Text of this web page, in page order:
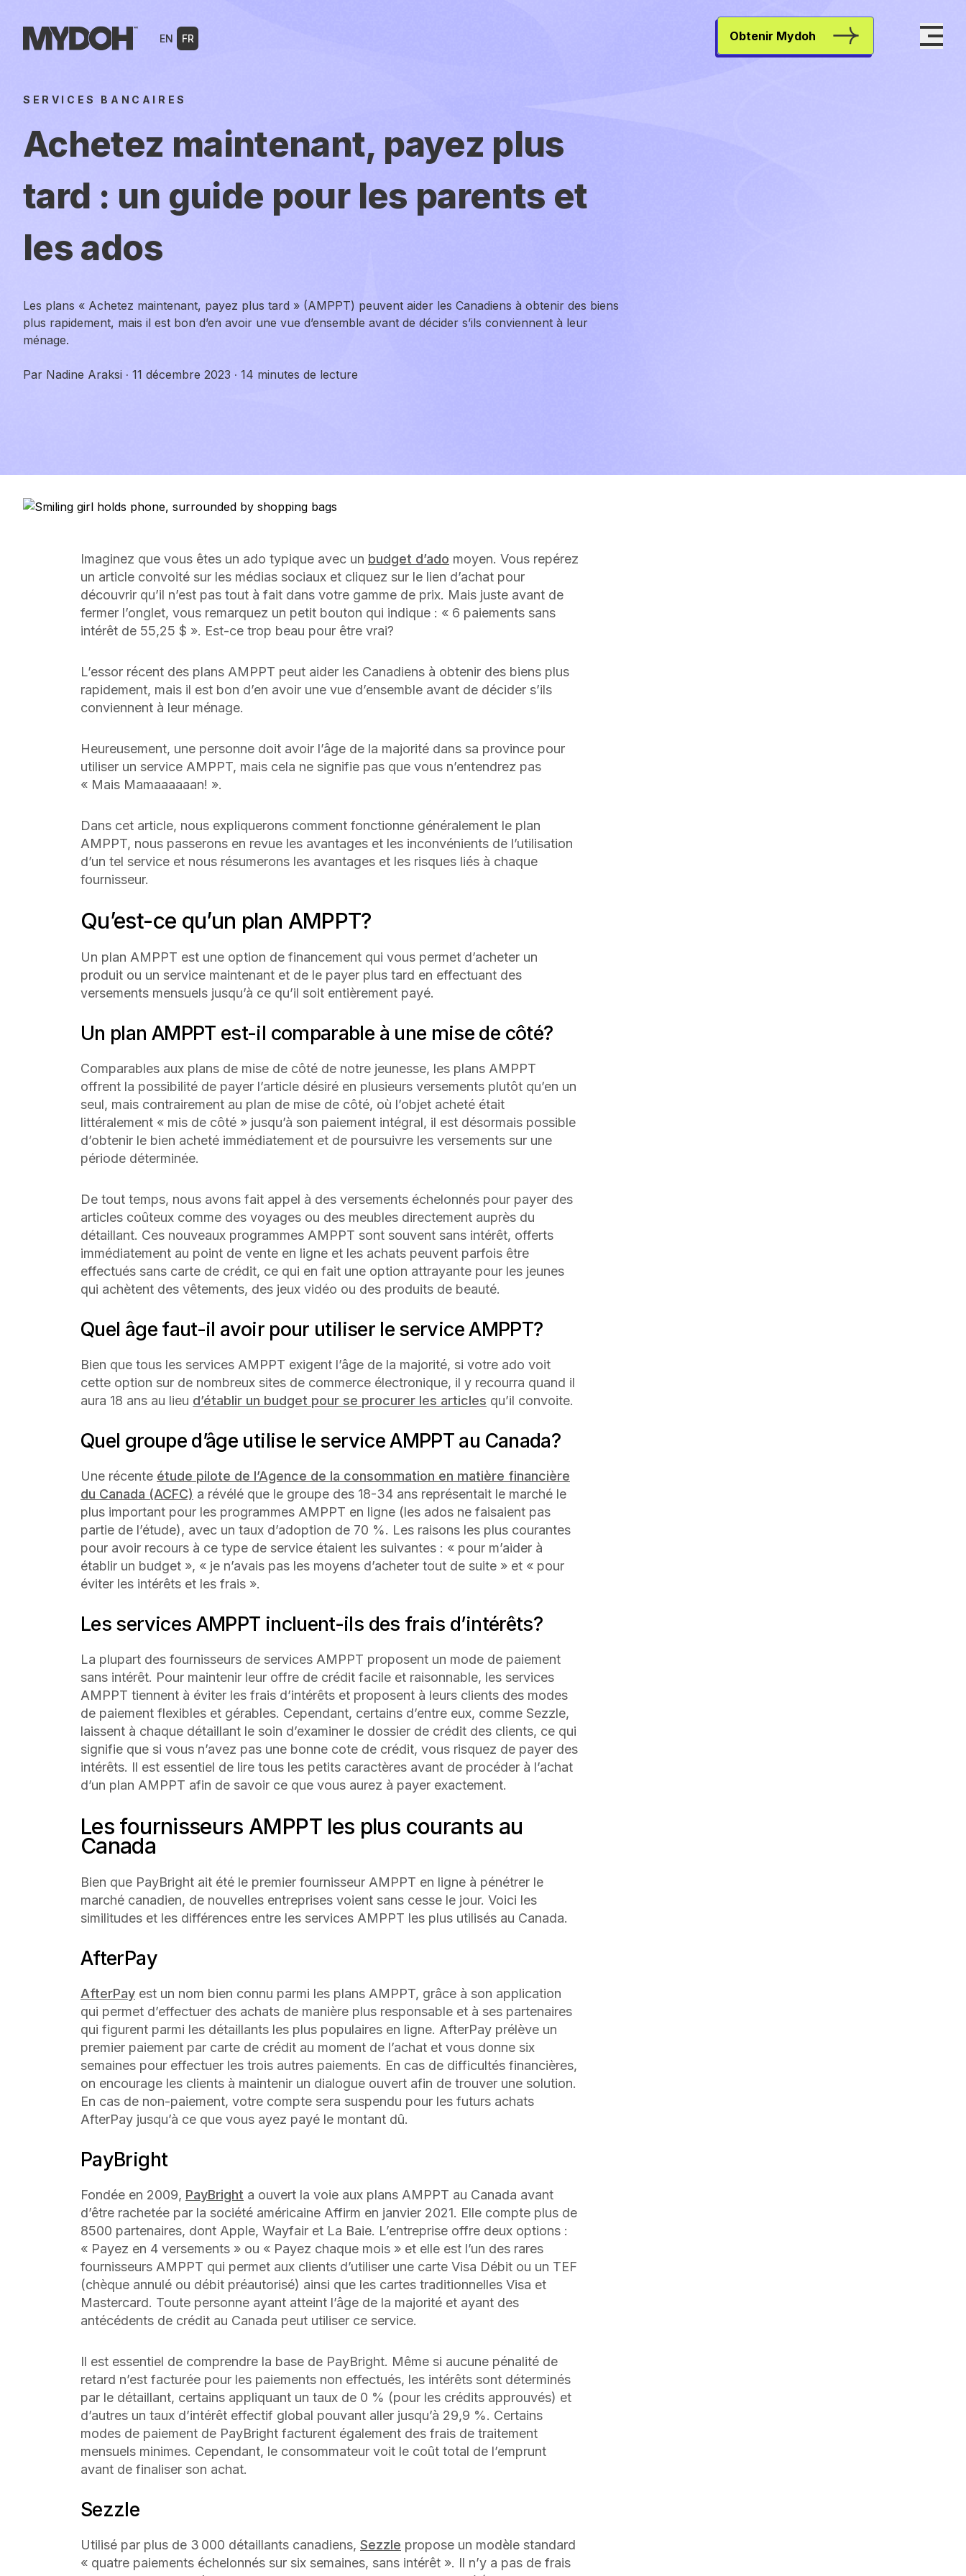
content
EN FR Obtenir Mydoh
SERVICES BANCAIRES
Achetez maintenant, payez plus
tard : un guide pour les parents et
les ados
Les plans « Achetez maintenant, payez plus tard » (AMPPT) peuvent aider les Canadiens à obtenir des biens
plus rapidement, mais il est bon d’en avoir une vue d’ensemble avant de décider s’ils conviennent à leur
ménage.
Par Nadine Araksi · 11 décembre 2023 · 14 minutes de lecture
Imaginez que vous êtes un ado typique avec un budget d’ado moyen. Vous repérez
un article convoité sur les médias sociaux et cliquez sur le lien d’achat pour
découvrir qu’il n’est pas tout à fait dans votre gamme de prix. Mais juste avant de
fermer l’onglet, vous remarquez un petit bouton qui indique : « 6 paiements sans
intérêt de 55,25 $ ». Est-ce trop beau pour être vrai?
L’essor récent des plans AMPPT peut aider les Canadiens à obtenir des biens plus
rapidement, mais il est bon d’en avoir une vue d’ensemble avant de décider s’ils
conviennent à leur ménage.
Heureusement, une personne doit avoir l’âge de la majorité dans sa province pour
utiliser un service AMPPT, mais cela ne signifie pas que vous n’entendrez pas
« Mais Mamaaaaaan! ».
Dans cet article, nous expliquerons comment fonctionne généralement le plan
AMPPT, nous passerons en revue les avantages et les inconvénients de l’utilisation
d’un tel service et nous résumerons les avantages et les risques liés à chaque
fournisseur.
Qu’est-ce qu’un plan AMPPT?
Un plan AMPPT est une option de financement qui vous permet d’acheter un
produit ou un service maintenant et de le payer plus tard en effectuant des
versements mensuels jusqu’à ce qu’il soit entièrement payé.
Un plan AMPPT est-il comparable à une mise de côté?
Comparables aux plans de mise de côté de notre jeunesse, les plans AMPPT
offrent la possibilité de payer l’article désiré en plusieurs versements plutôt qu’en un
seul, mais contrairement au plan de mise de côté, où l’objet acheté était
littéralement « mis de côté » jusqu’à son paiement intégral, il est désormais possible
d’obtenir le bien acheté immédiatement et de poursuivre les versements sur une
période déterminée.
De tout temps, nous avons fait appel à des versements échelonnés pour payer des
articles coûteux comme des voyages ou des meubles directement auprès du
détaillant. Ces nouveaux programmes AMPPT sont souvent sans intérêt, offerts
immédiatement au point de vente en ligne et les achats peuvent parfois être
effectués sans carte de crédit, ce qui en fait une option attrayante pour les jeunes
qui achètent des vêtements, des jeux vidéo ou des produits de beauté.
Quel âge faut-il avoir pour utiliser le service AMPPT?
Bien que tous les services AMPPT exigent l’âge de la majorité, si votre ado voit
cette option sur de nombreux sites de commerce électronique, il y recourra quand il
aura 18 ans au lieu d’établir un budget pour se procurer les articles qu’il convoite.
Quel groupe d’âge utilise le service AMPPT au Canada?
Une récente étude pilote de l’Agence de la consommation en matière financière
du Canada (ACFC) a révélé que le groupe des 18-34 ans représentait le marché le
plus important pour les programmes AMPPT en ligne (les ados ne faisaient pas
partie de l’étude), avec un taux d’adoption de 70 %. Les raisons les plus courantes
pour avoir recours à ce type de service étaient les suivantes : « pour m’aider à
établir un budget », « je n’avais pas les moyens d’acheter tout de suite » et « pour
éviter les intérêts et les frais ».
Les services AMPPT incluent-ils des frais d’intérêts?
La plupart des fournisseurs de services AMPPT proposent un mode de paiement
sans intérêt. Pour maintenir leur offre de crédit facile et raisonnable, les services
AMPPT tiennent à éviter les frais d’intérêts et proposent à leurs clients des modes
de paiement flexibles et gérables. Cependant, certains d’entre eux, comme Sezzle,
laissent à chaque détaillant le soin d’examiner le dossier de crédit des clients, ce qui
signifie que si vous n’avez pas une bonne cote de crédit, vous risquez de payer des
intérêts. Il est essentiel de lire tous les petits caractères avant de procéder à l’achat
d’un plan AMPPT afin de savoir ce que vous aurez à payer exactement.
Les fournisseurs AMPPT les plus courants au
Canada
Bien que PayBright ait été le premier fournisseur AMPPT en ligne à pénétrer le
marché canadien, de nouvelles entreprises voient sans cesse le jour. Voici les
similitudes et les différences entre les services AMPPT les plus utilisés au Canada.
AfterPay
AfterPay est un nom bien connu parmi les plans AMPPT, grâce à son application
qui permet d’effectuer des achats de manière plus responsable et à ses partenaires
qui figurent parmi les détaillants les plus populaires en ligne. AfterPay prélève un
premier paiement par carte de crédit au moment de l’achat et vous donne six
semaines pour effectuer les trois autres paiements. En cas de difficultés financières,
on encourage les clients à maintenir un dialogue ouvert afin de trouver une solution.
En cas de non-paiement, votre compte sera suspendu pour les futurs achats
AfterPay jusqu’à ce que vous ayez payé le montant dû.
PayBright
Fondée en 2009, PayBright a ouvert la voie aux plans AMPPT au Canada avant
d’être rachetée par la société américaine Affirm en janvier 2021. Elle compte plus de
8500 partenaires, dont Apple, Wayfair et La Baie. L’entreprise offre deux options :
« Payez en 4 versements » ou « Payez chaque mois » et elle est l’un des rares
fournisseurs AMPPT qui permet aux clients d’utiliser une carte Visa Débit ou un TEF
(chèque annulé ou débit préautorisé) ainsi que les cartes traditionnelles Visa et
Mastercard. Toute personne ayant atteint l’âge de la majorité et ayant des
antécédents de crédit au Canada peut utiliser ce service.
Il est essentiel de comprendre la base de PayBright. Même si aucune pénalité de
retard n’est facturée pour les paiements non effectués, les intérêts sont déterminés
par le détaillant, certains appliquant un taux de 0 % (pour les crédits approuvés) et
d’autres un taux d’intérêt effectif global pouvant aller jusqu’à 29,9 %. Certains
modes de paiement de PayBright facturent également des frais de traitement
mensuels minimes. Cependant, le consommateur voit le coût total de l’emprunt
avant de finaliser son achat.
Sezzle
Utilisé par plus de 3 000 détaillants canadiens, Sezzle propose un modèle standard
« quatre paiements échelonnés sur six semaines, sans intérêt ». Il n’y a pas de frais